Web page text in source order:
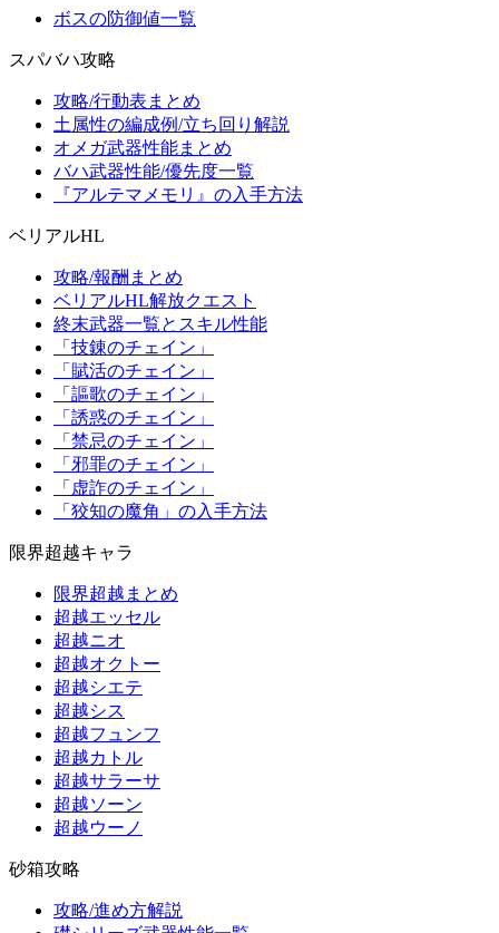
ボスの防御値一覧
スパバハ攻略
攻略/行動表まとめ
土属性の編成例/立ち回り解説
オメガ武器性能まとめ
バハ武器性能/優先度一覧
『アルテマメモリ』の入手方法
ベリアルHL
攻略/報酬まとめ
ベリアルHL解放クエスト
終末武器一覧とスキル性能
「技錬のチェイン」
「賦活のチェイン」
「謳歌のチェイン」
「誘惑のチェイン」
「禁忌のチェイン」
「邪罪のチェイン」
「虚詐のチェイン」
「狡知の魔角」の入手方法
限界超越キャラ
限界超越まとめ
超越エッセル
超越ニオ
超越オクトー
超越シエテ
超越シス
超越フュンフ
超越カトル
超越サラーサ
超越ソーン
超越ウーノ
砂箱攻略
攻略/進め方解説